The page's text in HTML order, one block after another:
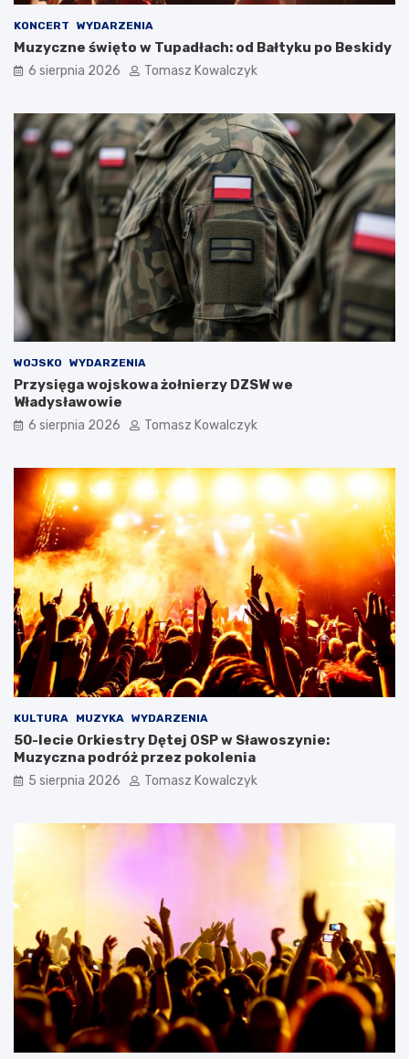
KONCERT WYDARZENIA
Muzyczne święto w Tupadłach: od Bałtyku po Beskidy
6 sierpnia 2026 Tomasz Kowalczyk
WOJSKO WYDARZENIA
Przysięga wojskowa żołnierzy DZSW we
Władysławowie
6 sierpnia 2026 Tomasz Kowalczyk
KULTURA MUZYKA WYDARZENIA
50-lecie Orkiestry Dętej OSP w Sławoszynie:
Muzyczna podróż przez pokolenia
5 sierpnia 2026 Tomasz Kowalczyk